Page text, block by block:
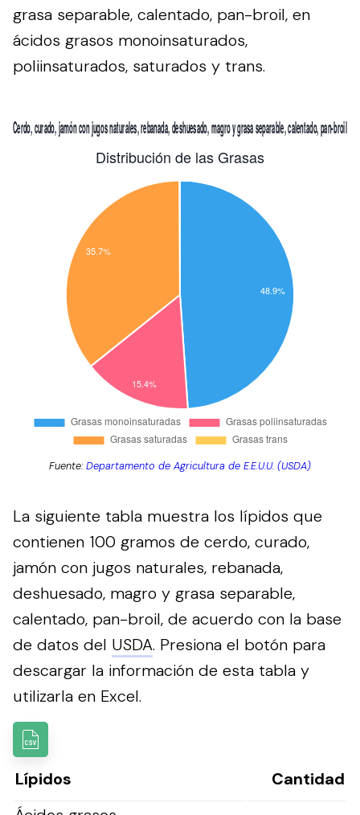
grasa separable, calentado, pan-broil, en
ácidos grasos monoinsaturados,
poliinsaturados, saturados y trans.
Fuente:Departamento de Agricultura de E.E.U.U. (USDA)
La siguiente tabla muestra los lípidos que
contienen 100 gramos de cerdo, curado,
jamón con jugos naturales, rebanada,
deshuesado, magro y grasa separable,
calentado, pan-broil, de acuerdo con la base
de datos del USDA. Presiona el botón para
descargar la información de esta tabla y
utilizarla en Excel.
Lípidos
Cantidad